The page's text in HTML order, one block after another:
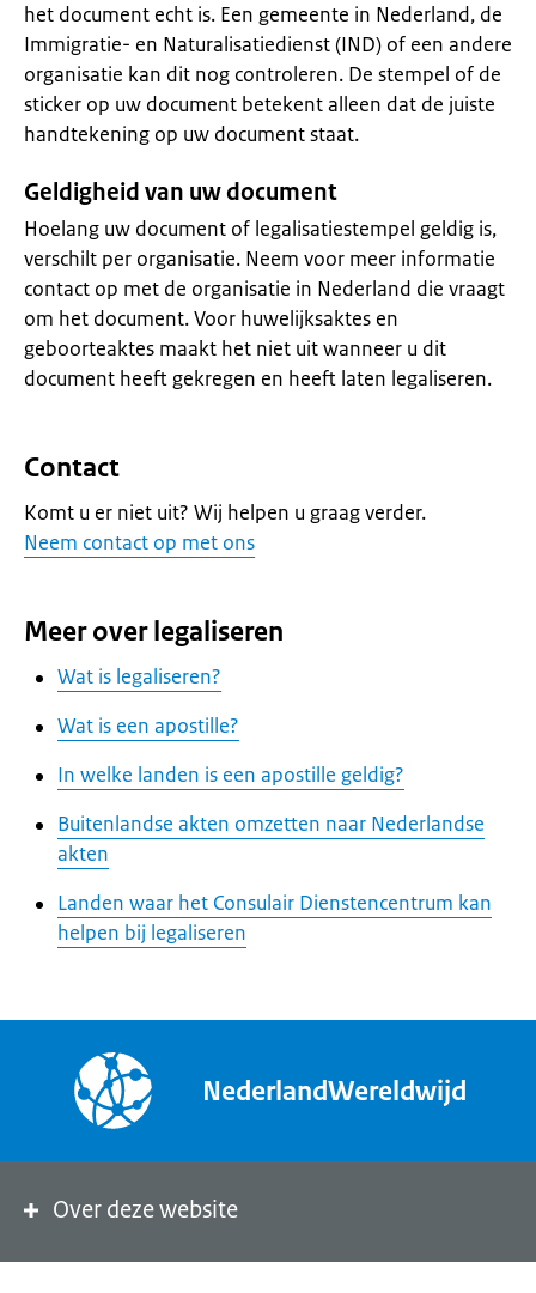
het document echt is. Een gemeente in Nederland, de
Immigratie- en Naturalisatiedienst (IND) of een andere
organisatie kan dit nog controleren. De stempel of de
sticker op uw document betekent alleen dat de juiste
handtekening op uw document staat.
Geldigheid van uw document
Hoelang uw document of legalisatiestempel geldig is,
verschilt per organisatie. Neem voor meer informatie
contact op met de organisatie in Nederland die vraagt
om het document. Voor huwelijksaktes en
geboorteaktes maakt het niet uit wanneer u dit
document heeft gekregen en heeft laten legaliseren.
Contact
Komt u er niet uit? Wij helpen u graag verder.
Neem contact op met ons
Meer over legaliseren
Wat is legaliseren?
Wat is een apostille?
In welke landen is een apostille geldig?
Buitenlandse akten omzetten naar Nederlandse
akten
Landen waar het Consulair Dienstencentrum kan
helpen bij legaliseren
NederlandWereldwijd
Over deze website